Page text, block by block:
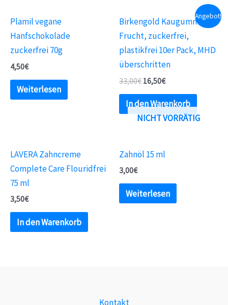
Plamil vegane
Hanfschokolade
zuckerfrei 70g
4,50€
Weiterlesen
Angebot!
Birkengold Kaugummi
Frucht, zuckerfrei,
plastikfrei 10er Pack, MHD
überschritten
33,00€ 16,50€
In den Warenkorb
LAVERA Zahncreme
Complete Care Flouridfrei
75 ml
3,50€
In den Warenkorb
NICHT VORRÄTIG
Zahnöl 15 ml
3,00€
Weiterlesen
Kontakt